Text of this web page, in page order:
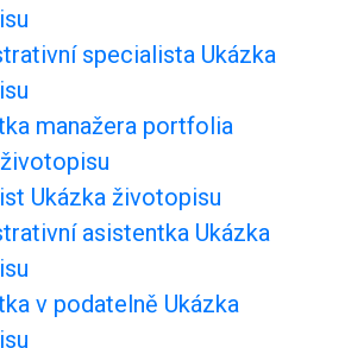
specialista Ukázka
manažera portfolia
Ukázka životopisu
asistentka Ukázka
v podatelně Ukázka